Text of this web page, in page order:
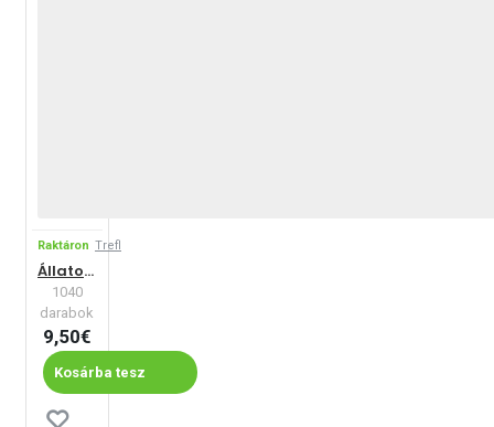
Raktáron Trefl
Állatok - kollázs
1040
darabok
9,50€
Kosárba tesz